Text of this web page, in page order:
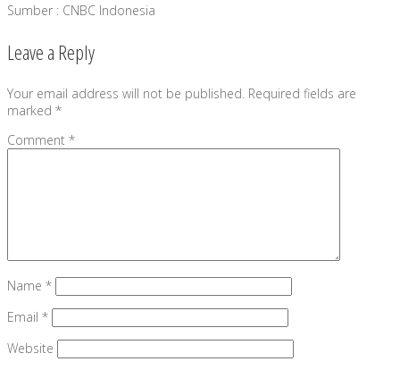
Sumber : CNBC Indonesia
Leave a Reply
Your email address will not be published. Required fields are
marked *
Comment *
Name *
Email *
Website